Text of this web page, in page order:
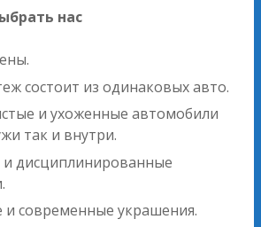
нас
состоит из одинаковых авто.
и ухоженные автомобили
так и внутри.
дисциплинированные
и современные украшения.